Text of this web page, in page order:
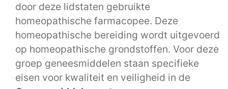
door deze lidstaten gebruikte
homeopathische farmacopee. Deze
homeopathische bereiding wordt uitgevoerd
op homeopathische grondstoffen. Voor deze
groep geneesmiddelen staan specifieke
eisen voor kwaliteit en veiligheid in de